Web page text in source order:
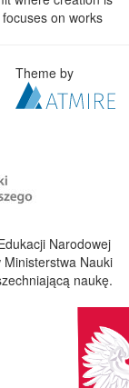
on works
Theme by
Narodowej
Ministerstwa Nauki
naukę.